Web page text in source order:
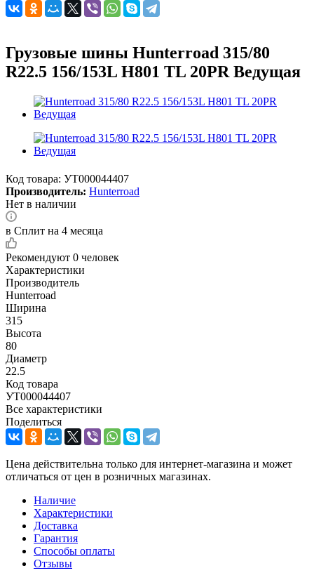
Грузовые шины Hunterroad 315/80
R22.5 156/153L H801 TL 20PR Ведущая
Код товара: УТ000044407
Производитель: Hunterroad
Нет в наличии
в Сплит на 4 месяца
Рекомендуют 0 человек
Характеристики
Производитель
Hunterroad
Ширина
315
Высота
80
Диаметр
22.5
Код товара
УТ000044407
Все характеристики
Поделиться
Цена действительна только для интернет-магазина и может
отличаться от цен в розничных магазинах.
Наличие
Характеристики
Доставка
Гарантия
Способы оплаты
Отзывы